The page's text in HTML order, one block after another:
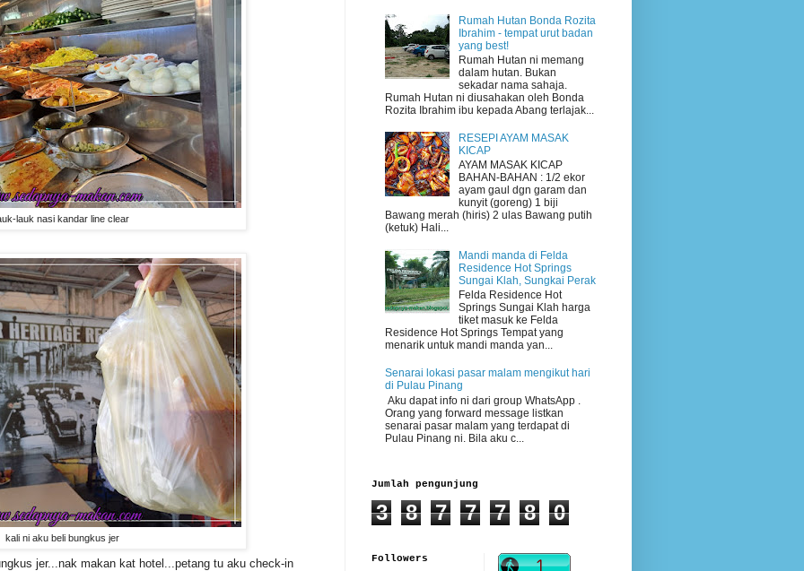
lauk nasi kandar line clear
kali ni aku beli bungkus jer
jer...nak makan kat hotel...petang tu aku check-in
Rumah Hutan Bonda Rozita
Ibrahim - tempat urut badan
yang best!
Rumah Hutan ni memang
dalam hutan. Bukan
sekadar nama sahaja.
Rumah Hutan ni diusahakan oleh Bonda
Rozita Ibrahim ibu kepada Abang terlajak...
RESEPI AYAM MASAK
KICAP
AYAM MASAK KICAP
BAHAN-BAHAN : 1/2 ekor
ayam gaul dgn garam dan
kunyit (goreng) 1 biji
Bawang merah (hiris) 2 ulas Bawang putih
(ketuk) Hali...
Mandi manda di Felda
Residence Hot Springs
Sungai Klah, Sungkai Perak
Felda Residence Hot
Springs Sungai Klah harga
tiket masuk ke Felda
Residence Hot Springs Tempat yang
menarik untuk mandi manda yan...
Senarai lokasi pasar malam mengikut hari
di Pulau Pinang
Aku dapat info ni dari group WhatsApp .
Orang yang forward message listkan
senarai pasar malam yang terdapat di
Pulau Pinang ni. Bila aku c...
Jumlah pengunjung
3 8 7 7 7 8 0
Followers